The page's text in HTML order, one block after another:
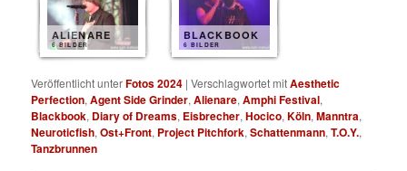
ALIENARE
6 BILDER
BLACKBOOK
6 BILDER
Veröffentlicht unterFotos 2024 |Verschlagwortet mitAesthetic
Perfection,Agent Side Grinder,Alienare,Amphi Festival,
Blackbook, Diary of Dreams, Eisbrecher,Hocico,Köln,Manntra,
Neuroticfish,Ost+Front, Project Pitchfork,Schattenmann,T.O.Y.,
Tanzbrunnen